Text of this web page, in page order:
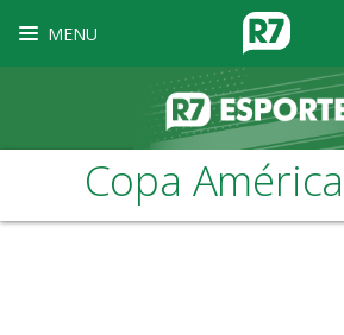
MENU
Copa